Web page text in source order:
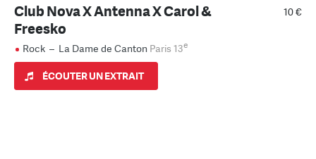
10 €
Club Nova X Antenna X Carol &
Freesko
Rock – La Dame de Canton Paris 13e
ÉCOUTER UN EXTRAIT